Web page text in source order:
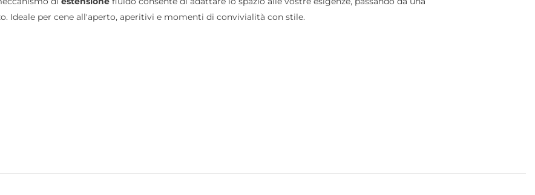
Ideale per cene all'aperto, aperitivi e momenti di convivialità con stile.